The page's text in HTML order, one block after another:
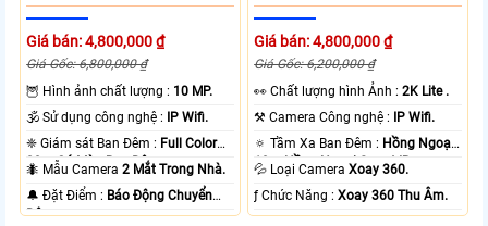
Giá bán: 4,800,000 ₫
Giá Gốc: 6,800,000 ₫
🦉 Hình ảnh chất lượng : 10 MP.
🕉️ Sử dụng công nghệ : IP Wifi.
❈ Giám sát Ban Đêm : Full Color
20m Có Màu Ban Ðêm.
🐜 Mẫu Camera2 Mắt Trong Nhà.
️🔔 Đặt Điểm : Báo Động Chuyển
Động.
Giá bán: 4,800,000 ₫
Giá Gốc: 6,200,000 ₫
️👀 Chất lượng hình Ảnh :2K Lite .
⚒ Camera Công nghệ : IP Wifi.
🔅 Tầm Xa Ban Đêm : Hồng Ngoại
10m Hồng Ngoại Smart IR.
💦 Loại CameraXoay 360.
️ƒ Chức Năng :Xoay 360 Thu Âm.